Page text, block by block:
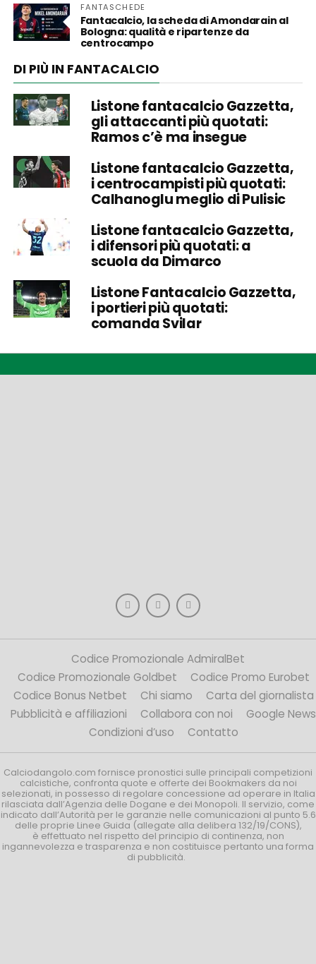
FANTASCHEDE
Fantacalcio, la scheda di Amondarain al
Bologna: qualità e ripartenze da
centrocampo
DI PIÙ IN FANTACALCIO
Listone fantacalcio Gazzetta,
gli attaccanti più quotati:
Ramos c’è ma insegue
Listone fantacalcio Gazzetta,
i centrocampisti più quotati:
Calhanoglu meglio di Pulisic
Listone fantacalcio Gazzetta,
i difensori più quotati: a
scuola da Dimarco
Listone Fantacalcio Gazzetta,
i portieri più quotati:
comanda Svilar
Codice Promozionale AdmiralBet
Codice Promozionale Goldbet
Codice Promo Eurobet
Codice Bonus Netbet
Chi siamo
Carta del giornalista
Pubblicità e affiliazioni
Collabora con noi
Google News
Condizioni d’uso
Contatto
Calciodangolo.com fornisce pronostici sulle principali competizioni
calcistiche, confronta quote e offerte dei Bookmakers da noi
selezionati, in possesso di regolare concessione ad operare in Italia
rilasciata dall’Agenzia delle Dogane e dei Monopoli. Il servizio, come
indicato dall’Autorità per le garanzie nelle comunicazioni al punto 5.6
delle proprie Linee Guida (allegate alla delibera 132/19/CONS),
è effettuato nel rispetto del principio di continenza, non
ingannevolezza e trasparenza e non costituisce pertanto una forma
di pubblicità.